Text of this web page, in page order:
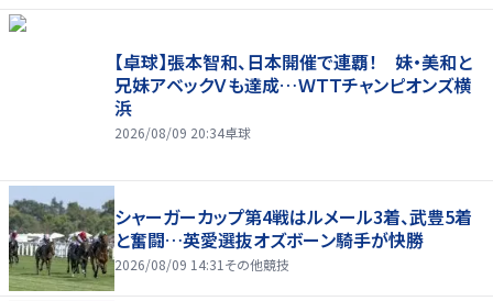
【卓球】張本智和、日本開催で連覇！ 妹・美和と
兄妹アベックＶも達成…ＷＴＴチャンピオンズ横
浜
2026/08/09 20:34卓球
シャーガーカップ第4戦はルメール3着、武豊5着
と奮闘…英愛選抜オズボーン騎手が快勝
2026/08/09 14:31 その他競技